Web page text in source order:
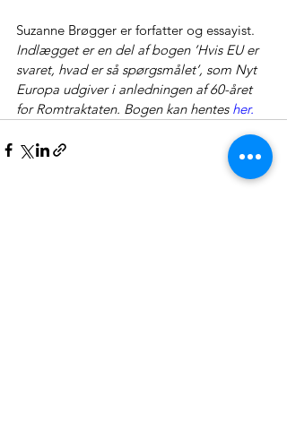
Suzanne Brøgger er forfatter og essayist.
Indlægget er en del af bogen ’Hvis EU er
svaret, hvad er så spørgsmålet’, som Nyt
Europa udgiver i anledningen af 60-året
for Romtraktaten. Bogen kan hentes her.